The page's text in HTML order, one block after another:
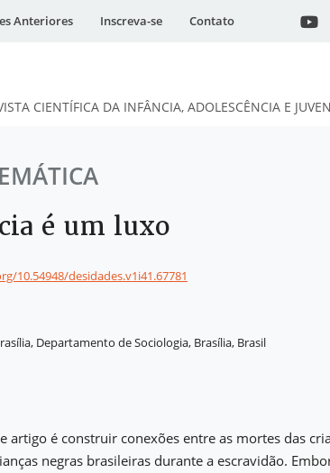
Anteriores Inscreva-se Contato
CIENTÍFICA DA INFÂNCIA, ADOLESCÊNCIA E
é um luxo
10.54948/desidades.v1i41.67781
Departamento de Sociologia, Brasília, Brasil
artigo é construir conexões entre as mortes das
negras brasileiras durante a escravidão.